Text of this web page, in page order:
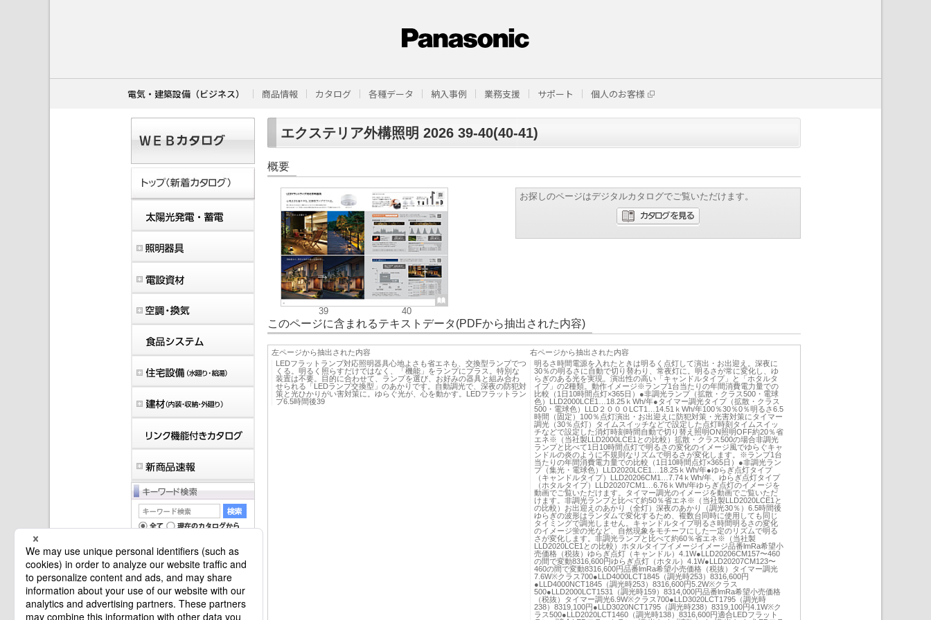
電気・建築設備（ビジネス） 商品情報 カタログ 各種データ 納入事例 業務支援 サポート 個人のお客様
エクステリア外構照明 2026 39-40(40-41)
概要
39 40
お探しのページはデジタルカタログでご覧いただけます。
このページに含まれるテキストデータ(PDFから抽出された内容)
左ページから抽出された内容
LEDフラットランプ対応照明器具心地よさも省エネも、交換型ランプでつ
くる。明るく照らすだけではなく、「機能」をランプにプラス。特別な
装置は不要。目的に合わせて、ランプを選び、お好みの器具と組み合わ
せられる「LEDランプ交換型」のあかりです。自動調光で、深夜の防犯対
策と光ひかりがい害対策に。ゆらぐ光が、心を動かす。LEDフラットラン
プ6.5時間後39
右ページから抽出された内容
明るさ時間電源を入れたときは明るく点灯して演出・お出迎え。深夜に
30％の明るさに自動で切り替わり、常夜灯に。明るさが常に変化し、ゆ
らぎのある光を実現。演出性の高い「キャンドルタイプ」と「ホタルタ
イプ」の2種類。動作イメージ※ランプ1台当たりの年間消費電力量での
比較（1日10時間点灯×365日）●非調光ランプ（拡散・クラス500・電球
色）LLD2000LCE1…18.25ｋWh/年●タイマー調光タイプ（拡散・クラス
500・電球色）LLD２０００LCT1…14.51ｋWh/年100％30％0％明るさ6.5
時間（固定）100％点灯演出・お出迎えに防犯対策・光害対策にタイマー
調光（30％点灯）タイムスイッチなどで設定した点灯時刻タイムスイッ
チなどで設定した消灯時刻時間自動で切り替え照明ON照明OFF約20％省
エネ※（当社製LLD2000LCE1との比較）拡散・クラス500の場合非調光
ランプと比べて1日10時間点灯で明るさの変化のイメージ風でゆらぐキャ
ンドルの炎のように不規則なリズムで明るさが変化します。※ランプ1台
当たりの年間消費電力量での比較（1日10時間点灯×365日）●非調光ラン
プ（集光・電球色）LLD2020LCE1…18.25ｋWh/年●ゆらぎ点灯タイプ
（キャンドルタイプ）LLD20206CM1…7.74ｋWh/年、ゆらぎ点灯タイプ
（ホタルタイプ）LLD20207CM1…6.76ｋWh/年ゆらぎ点灯のイメージを
動画でご覧いただけます。タイマー調光のイメージを動画でご覧いただ
けます。非調光ランプと比べて約50％省エネ※（当社製LLD2020LCE1と
の比較）お出迎えのあかり（全灯）深夜のあかり（調光30％）6.5時間後
ゆらぎの波形はランダムで変化するため、複数台同時に使用しても同じ
タイミングで調光しません。キャンドルタイプ明るさ時間明るさの変化
のイメージ蛍の光など、自然現象をモチーフにした一定のリズムで明る
さが変化します。非調光ランプと比べて約60％省エネ※（当社製
LLD2020LCE1との比較）ホタルタイプイメージイメージ品番lmRa希望小
売価格（税抜）ゆらぎ点灯（キャンドル）4.1W●LLD20206CM157〜460
の間で変動8316,600円ゆらぎ点灯（ホタル）4.1W●LLD20207CM123〜
460の間で変動8316,600円品番lmRa希望小売価格（税抜）タイマー調光
7.6W※クラス700●LLD4000LCT1845（調光時253）8316,600円
●LLD4000NCT1845（調光時253）8316,600円5.2W※クラス
500●LLD2000LCT1531（調光時159）8314,000円品番lmRa希望小売価格
（税抜）タイマー調光6.9W※クラス700●LLD3020LCT1795（調光時
238）8319,100円●LLD3020NCT1795（調光時238）8319,100円4.1W※ク
ラス500●LLD2020LCT1460（調光時138）8316,600円適合LEDフラット
マイバインダーは空です。